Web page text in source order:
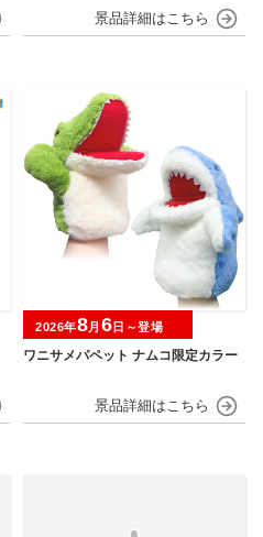
ワニサメパペット ナムコ限定カラー
2026年8月 6日～登場